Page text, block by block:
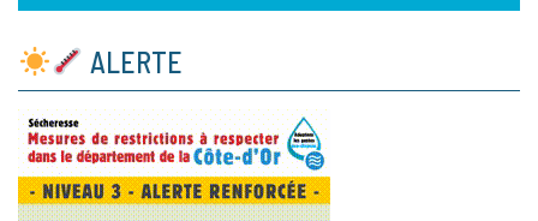
ALERTE